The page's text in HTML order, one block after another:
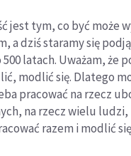
jest tym, co być może
a dziś staramy się
latach. Uważam, że
modlić się. Dlatego
pracować na rzecz
na rzecz wielu
razem i modlić